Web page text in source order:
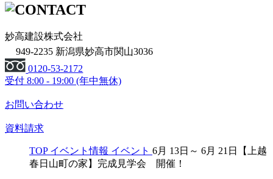
妙高建設株式会社
949-2235 新潟県妙高市関山3036
0120-53-2172
受付 8:00 - 19:00 (年中無休)
お問い合わせ
資料請求
TOP イベント情報 イベント 6月 13日～ 6月 21日【上越
春日山町の家】完成見学会 開催！